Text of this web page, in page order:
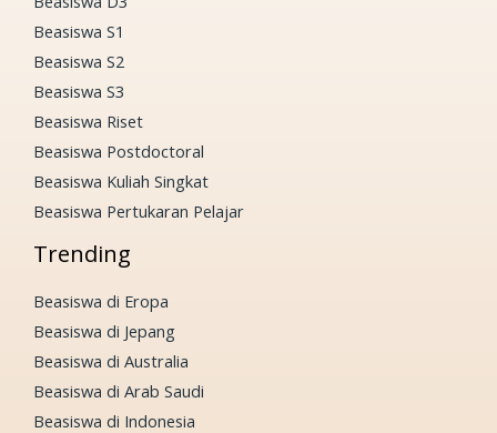
Beasiswa S1
Beasiswa S2
Beasiswa S3
Beasiswa Riset
Beasiswa Postdoctoral
Beasiswa Kuliah Singkat
Beasiswa Pertukaran Pelajar
Trending
Beasiswa di Eropa
Beasiswa di Jepang
Beasiswa di Australia
Beasiswa di Arab Saudi
Beasiswa di Indonesia